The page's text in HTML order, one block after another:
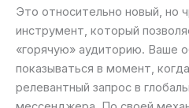
Это относительно новый, но
инструмент, который
«горячую» аудиторию. Ваше
показываться в момент,
релевантный запрос в